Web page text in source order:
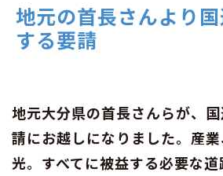
地元の首長さんより
する要請
地元大分県の首長さんらが、
請にお越しになりました。産
光。すべてに被益する必要な